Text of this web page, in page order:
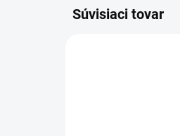
Súvisiaci tovar